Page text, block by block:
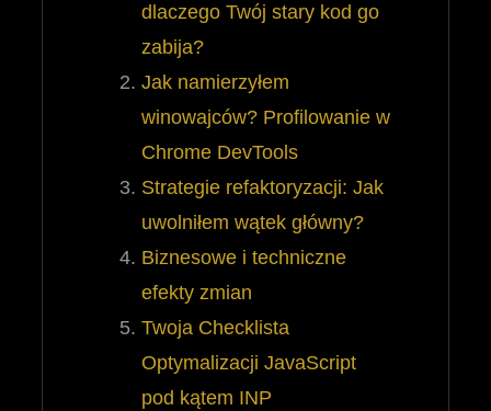
dlaczego Twój stary kod go
zabija?
Jak namierzyłem
winowajców? Profilowanie w
Chrome DevTools
Strategie refaktoryzacji: Jak
uwolniłem wątek główny?
Biznesowe i techniczne
efekty zmian
Twoja Checklista
Optymalizacji JavaScript
pod kątem INP